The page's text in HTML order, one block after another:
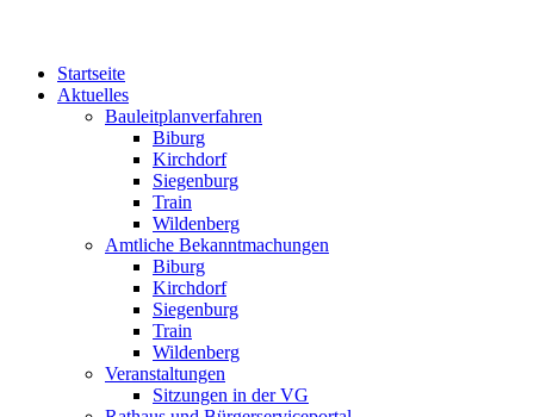
Startseite
Aktuelles
Bauleitplanverfahren
Biburg
Kirchdorf
Siegenburg
Train
Wildenberg
Amtliche Bekanntmachungen
Biburg
Kirchdorf
Siegenburg
Train
Wildenberg
Veranstaltungen
Sitzungen in der VG